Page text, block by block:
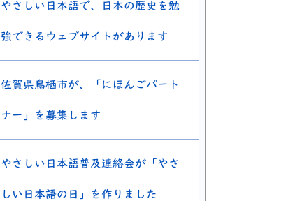
やさしい日本語で、日本の歴史を勉
強できるウェブサイトがあります
佐賀県鳥栖市が、「にほんごパート
ナー」を募集します
やさしい日本語普及連絡会が「やさ
しい日本語の日」を作りました